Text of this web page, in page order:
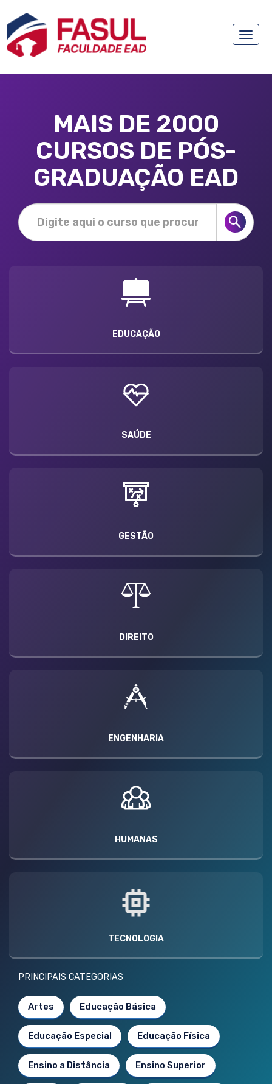
Toggle
MAIS DE 2000
CURSOS DE PÓS-
GRADUAÇÃO EAD
EDUCAÇÃO
SAÚDE
GESTÃO
DIREITO
ENGENHARIA
HUMANAS
TECNOLOGIA
PRINCIPAIS CATEGORIAS
Artes Educação Básica
Educação Especial Educação Física
Ensino a Distância Ensino Superior